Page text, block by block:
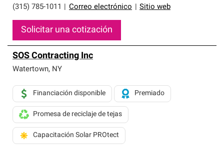
(315) 785-1011 Correo electrónico Sitio web
Solicitar una cotización
SOS Contracting Inc
Watertown, NY
Financiación disponible Premiado
Promesa de reciclaje de tejas
Capacitación Solar PROtect